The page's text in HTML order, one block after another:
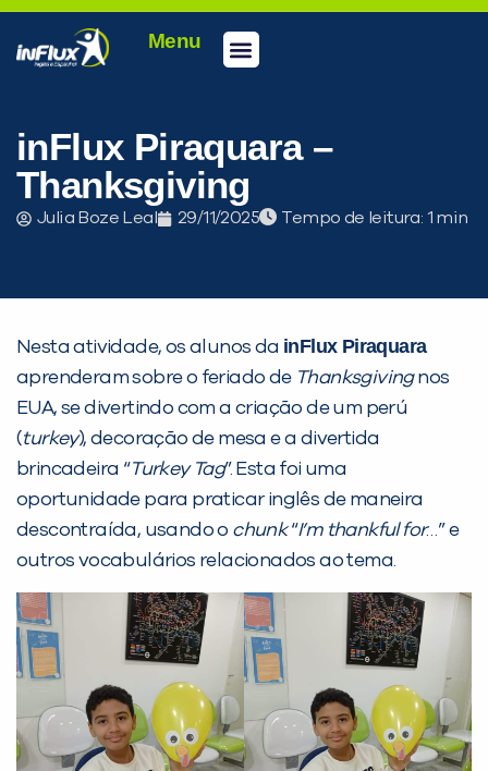
Menu
inFlux Piraquara –
Thanksgiving
Julia Boze Leal 29/11/2025 Tempo de leitura:
Nesta atividade, os alunos da inFlux Piraquara
aprenderam sobre o feriado de Thanksgivingnos
EUA, se divertindo com a criação de um perú
(turkey), decoração de mesa e a divertida
brincadeira “Turkey Tag”. Esta foi uma
oportunidade para praticar inglês de maneira
descontraída, usando o chunk“I’m thankful for…” e
outros vocabulários relacionados ao tema.
PEÇA UMA DEMONSTRAÇÃO DE MÉTODO
Desculpe!
Não encontramos nenhuma unidade
inFlux nesta cidade ou bairro que